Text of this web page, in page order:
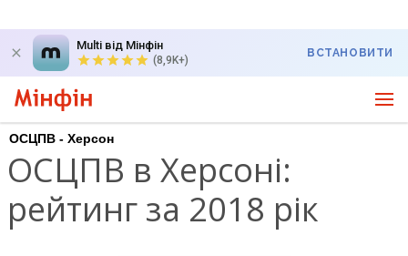
Multi від Мінфін
(8,9K+)
ВСТАНОВИТИ
ОСЦПВ - Херсон
ОСЦПВ в Херсоні:
рейтинг за 2018 рік